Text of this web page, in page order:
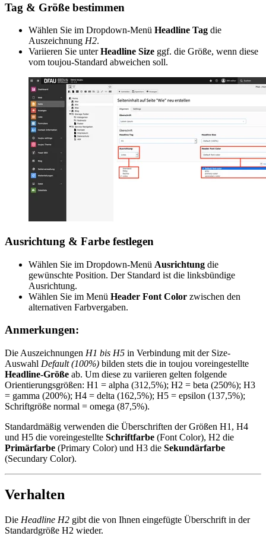
Tag & Größe bestimmen
Wählen Sie im Dropdown-Menü Headline Tag die
Auszeichnung H2.
Variieren Sie unterHeadline Size ggf. die Größe, wenn diese
vom toujou-Standard abweichen soll.
Ausrichtung & Farbe festlegen
Wählen Sie im Dropdown-Menü Ausrichtung die
gewünschte Position. Der Standard ist die linksbündige
Ausrichtung.
Wählen Sie im Menü Header Font Color zwischen den
alternativen Farbvergaben.
Anmerkungen:
Die Auszeichnungen H1 bis H5 in Verbindung mit der Size-
Auswahl Default (100%) bilden stets die in toujou voreingestellte
Headline-Größe ab. Um diese zu variieren gelten folgende
Orientierungsgrößen: H1 = alpha (312,5%); H2 = beta (250%); H3
= gamma (200%); H4 = delta (162,5%); H5 = epsilon (137,5%);
Schriftgröße normal = omega (87,5%).
Standardmäßig verwenden die Überschriften der Größen H1, H4
und H5 die voreingestellte Schriftfarbe (Font Color), H2 die
Primärfarbe (Primary Color) und H3 die Sekundärfarbe
(Secundary Color).
Verhalten
Die Headline H2 gibt die von Ihnen eingefügte Überschrift in der
Standardgröße H2 wieder.